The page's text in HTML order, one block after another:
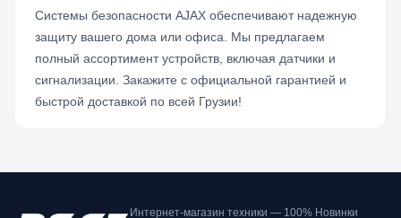
Системы безопасности AJAX обеспечивают надежную
защиту вашего дома или офиса. Мы предлагаем
полный ассортимент устройств, включая датчики и
сигнализации. Закажите с официальной гарантией и
быстрой доставкой по всей Грузии!
Интернет-магазин техники — 100% Новинки